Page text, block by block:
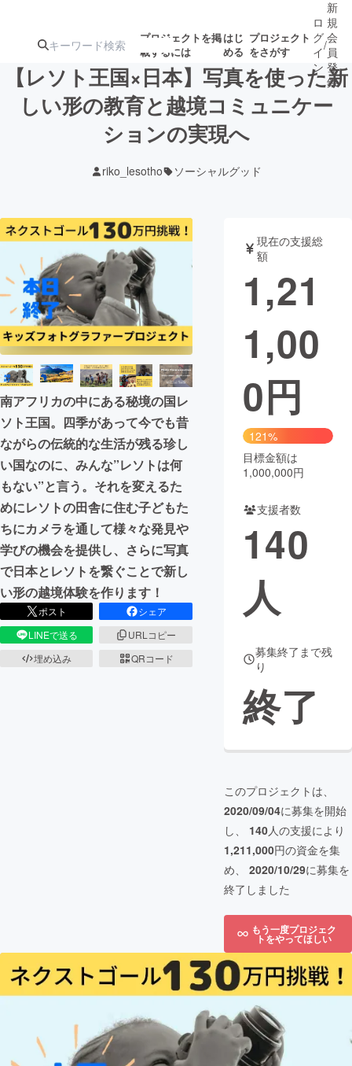
プロジェクトを掲
載するには
はじ
める
プロジェクト
をさがす
注目のリ 注目の新着プロ募集終了が近いプ
テクノロジー・ガジェット
映像・映画 書籍・雑誌
ビジネス・起業 チャレンジ
まちづくり・地域活性化
CAMPFIRE for Social Good
CAMPFIRE Creation
CAMPFIREふるさと納税machi-ya コミュニティ
ロ
グ
イ
ン
/
新
規
会
員
登
録
【レソト王国×日本】写真を使った新
しい形の教育と越境コミュニケー
ションの実現へ
riko_lesotho ソーシャルグッド
南アフリカの中にある秘境の国レ
ソト王国。四季があって今でも昔
ながらの伝統的な生活が残る珍し
い国なのに、みんな”レソトは何
もない”と言う。それを変えるた
めにレソトの田舎に住む子どもた
ちにカメラを通して様々な発見や
学びの機会を提供し、さらに写真
で日本とレソトを繋ぐことで新し
い形の越境体験を作ります！
ポスト
シェア
LINEで送る
URLコピー
埋め込み
QRコード
現在の支援総
額
1,21
1,00
0円
121%
目標金額は
1,000,000円
支援者数
140
人
募集終了まで残
り
終了
このプロジェクトは、
2020/09/04に募集を開始
し、 140人の支援により
1,211,000円の資金を集
め、 2020/10/29に募集を
終了しました
もう一度プロジェク
トをやってほしい